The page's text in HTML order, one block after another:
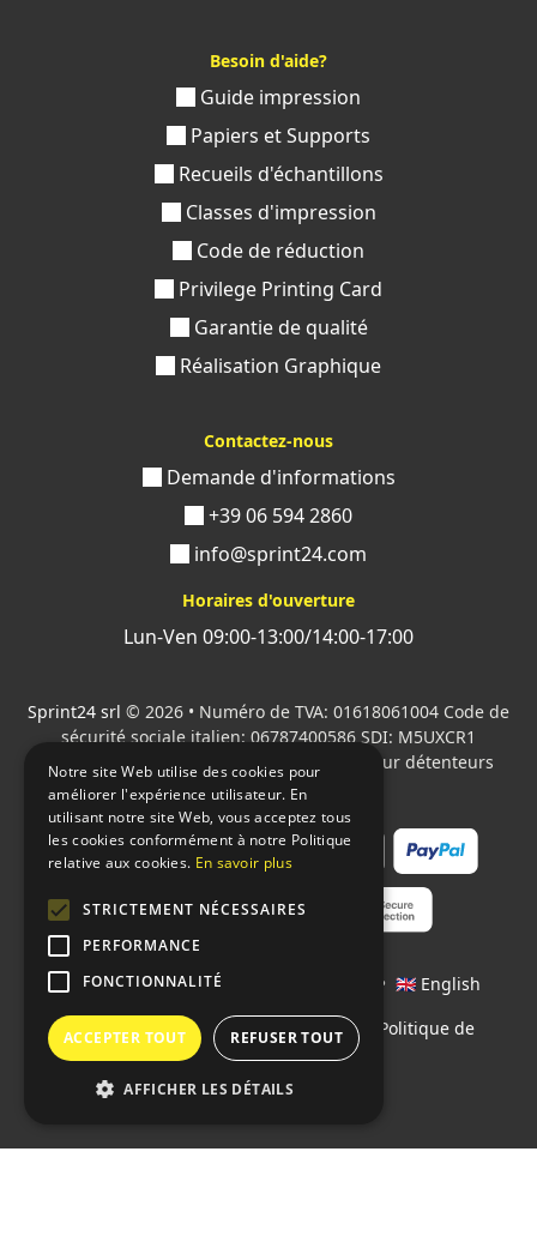
Besoin d'aide?
Guide impression
Papiers et Supports
Recueils d'échantillons
Classes d'impression
Code de réduction
Privilege Printing Card
Garantie de qualité
Réalisation Graphique
Contactez-nous
Demande d'informations
+39 06 594 2860
info@sprint24.com
Horaires d'ouverture
Lun-Ven 09:00-13:00/14:00-17:00
Sprint24 srl © 2026 • Numéro de TVA: 01618061004 Code de
sécurité sociale italien: 06787400586 SDI: M5UXCR1
Tous les logos cités sont la propriété de leur détenteurs
respectifs.
Langages: 🇮🇹 Italiano • 🇬🇧 English
Contrats • Conditions de paiement •
Politique de
confidentialité
Notre site Web utilise des cookies pour
améliorer l'expérience utilisateur. En
utilisant notre site Web, vous acceptez tous
les cookies conformément à notre Politique
relative aux cookies. En savoir plus
STRICTEMENT NÉCESSAIRES
PERFORMANCE
FONCTIONNALITÉ
ACCEPTER TOUT REFUSER TOUT
AFFICHER LES DÉTAILS